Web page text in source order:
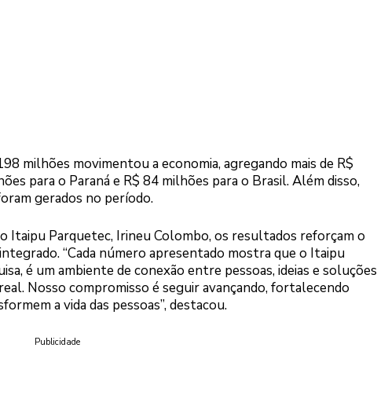
milhões movimentou a economia, agregando mais de R$
para o Paraná e R$ 84 milhões para o Brasil. Além disso,
gerados no período.
Parquetec, Irineu Colombo, os resultados reforçam o
“Cada número apresentado mostra que o Itaipu
é um ambiente de conexão entre pessoas, ideias e soluções
Nosso compromisso é seguir avançando, fortalecendo
a vida das pessoas”, destacou.
Publicidade